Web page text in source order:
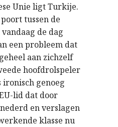
Unie ligt Turkije.
tussen de
vandaag de dag
een probleem dat
aan zichzelf
hoofdrolspeler
genoeg
lid dat door
en verslagen
klasse nu